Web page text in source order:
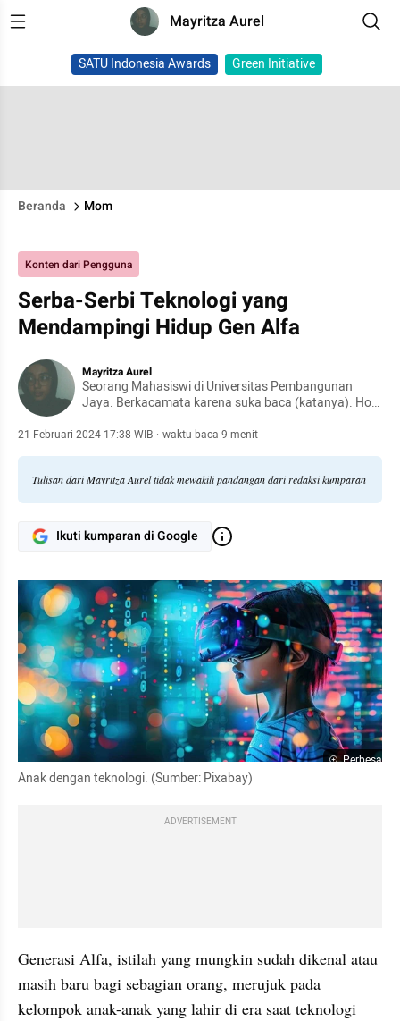
Mayritza Aurel
SATU Indonesia Awards Green Initiative
Beranda Mom
Konten dari Pengguna
Serba-Serbi Teknologi yang
Mendampingi Hidup Gen Alfa
Mayritza Aurel
Seorang Mahasiswi di Universitas Pembangunan
Jaya. Berkacamata karena suka baca (katanya). Hobi
21 Februari 2024 17:38 WIB · waktu baca 9 menit
Tulisan dari Mayritza Aurel tidak mewakili pandangan dari redaksi kumparan
Ikuti kumparan di Google
Perbesar
Anak dengan teknologi. (Sumber: Pixabay)
ADVERTISEMENT
Generasi Alfa, istilah yang mungkin sudah dikenal atau
masih baru bagi sebagian orang, merujuk pada
kelompok anak-anak yang lahir di era saat teknologi